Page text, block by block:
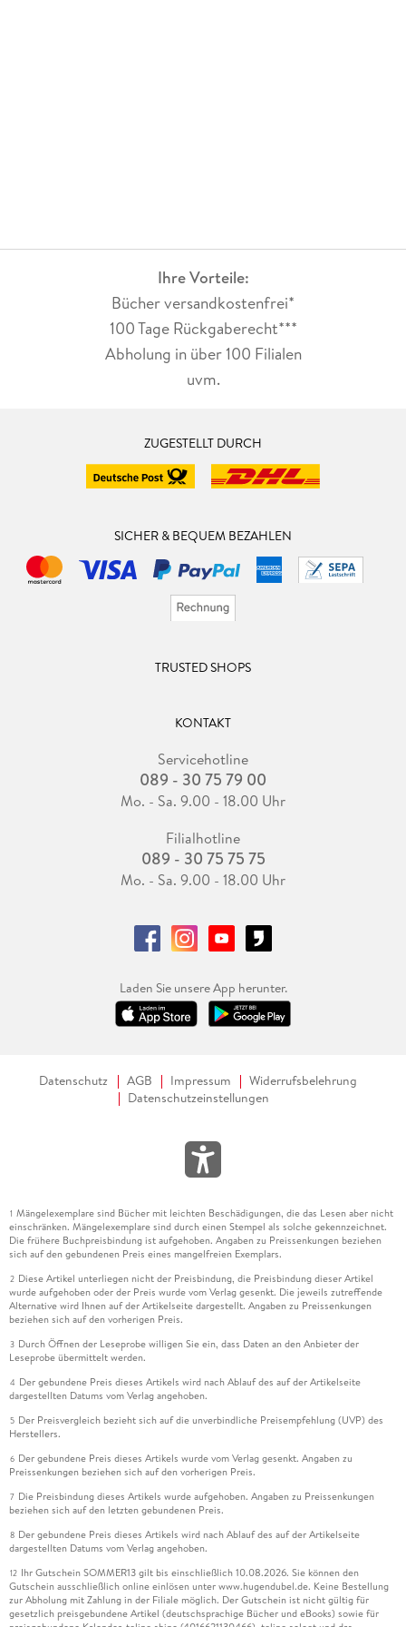
Ihre Vorteile:
Bücher versandkostenfrei*
100 Tage Rückgaberecht***
Abholung in über 100 Filialen
uvm.
ZUGESTELLT DURCH
SICHER & BEQUEM BEZAHLEN
TRUSTED SHOPS
KONTAKT
Servicehotline
089 - 30 75 79 00
Mo. - Sa. 9.00 - 18.00 Uhr
Filialhotline
089 - 30 75 75 75
Mo. - Sa. 9.00 - 18.00 Uhr
Laden Sie unsere App herunter.
Datenschutz AGB Impressum
Widerrufsbelehrung
Datenschutzeinstellungen
1 Mängelexemplare sind Bücher mit leichten Beschädigungen, die das Lesen aber nicht
einschränken. Mängelexemplare sind durch einen Stempel als solche gekennzeichnet.
Die frühere Buchpreisbindung ist aufgehoben. Angaben zu Preissenkungen beziehen
sich auf den gebundenen Preis eines mangelfreien Exemplars.
2 Diese Artikel unterliegen nicht der Preisbindung, die Preisbindung dieser Artikel
wurde aufgehoben oder der Preis wurde vom Verlag gesenkt. Die jeweils zutreffende
Alternative wird Ihnen auf der Artikelseite dargestellt. Angaben zu Preissenkungen
beziehen sich auf den vorherigen Preis.
3 Durch Öffnen der Leseprobe willigen Sie ein, dass Daten an den Anbieter der
Leseprobe übermittelt werden.
4 Der gebundene Preis dieses Artikels wird nach Ablauf des auf der Artikelseite
dargestellten Datums vom Verlag angehoben.
5 Der Preisvergleich bezieht sich auf die unverbindliche Preisempfehlung (UVP) des
Herstellers.
6 Der gebundene Preis dieses Artikels wurde vom Verlag gesenkt. Angaben zu
Preissenkungen beziehen sich auf den vorherigen Preis.
7 Die Preisbindung dieses Artikels wurde aufgehoben. Angaben zu Preissenkungen
beziehen sich auf den letzten gebundenen Preis.
8 Der gebundene Preis dieses Artikels wird nach Ablauf des auf der Artikelseite
dargestellten Datums vom Verlag angehoben.
12 Ihr Gutschein SOMMER13 gilt bis einschließlich 10.08.2026. Sie können den
Gutschein ausschließlich online einlösen unter www.hugendubel.de. Keine Bestellung
zur Abholung mit Zahlung in der Filiale möglich. Der Gutschein ist nicht gültig für
gesetzlich preisgebundene Artikel (deutschsprachige Bücher und eBooks) sowie für